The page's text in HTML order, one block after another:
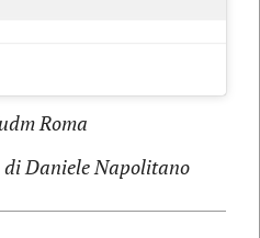
Roma
Daniele Napolitano